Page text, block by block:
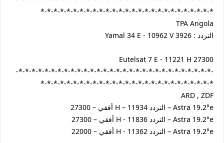
*-*-*-*-*-*-*-*-*-*-*-*-*-*-*-*-*-*-*-*-*-*-*-*-*-*-*
TPA Angola
التردد : Yamal 34 E - 10962 V 3926
Eutelsat 7 E - 11221 H 27300
-*-*-*-*-*-*-*-*-*-*-*-*-*-*-*-*-*-*-*-*-*-*-*-*-*-*-*-*-*-*-
*-*-*-*-*-*-*-*-*-*-*-*-*-*-*-*-*-*-*-*-*-*-*-*-*-*-*
ARD , ZDF
Astra 19.2°e – التردد 11934 – H أفقي – 27300
Astra 19.2°e – التردد 11836 - H أفقي – 27300
Astra 19.2°e – التردد 11362 - H أفقي – 22000